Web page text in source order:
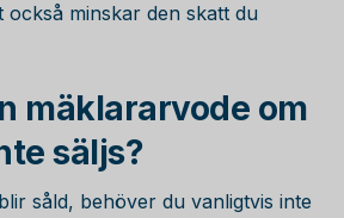
minskar den skatt du
mäklararvode om
säljs?
såld, behöver du vanligtvis inte